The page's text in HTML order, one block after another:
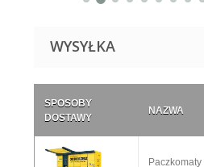
WYSYŁKA
SPOSOBY
DOSTAWY
NAZWA
Paczkomaty